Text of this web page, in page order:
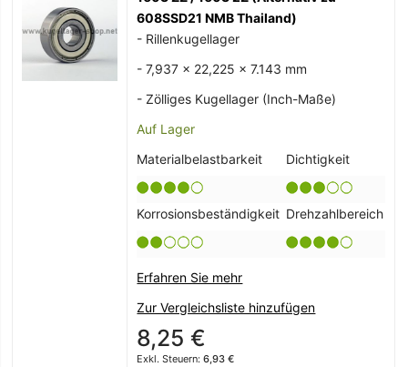
608SSD21 NMB Thailand)
- Rillenkugellager
- 7,937 x 22,225 x 7.143 mm
- Zölliges Kugellager (Inch-Maße)
Auf Lager
Materialbelastbarkeit
Dichtigkeit
Korrosionsbeständigkeit Drehzahlbereich
Erfahren Sie mehr
Zur Vergleichsliste hinzufügen
8,25 €
6,93 €